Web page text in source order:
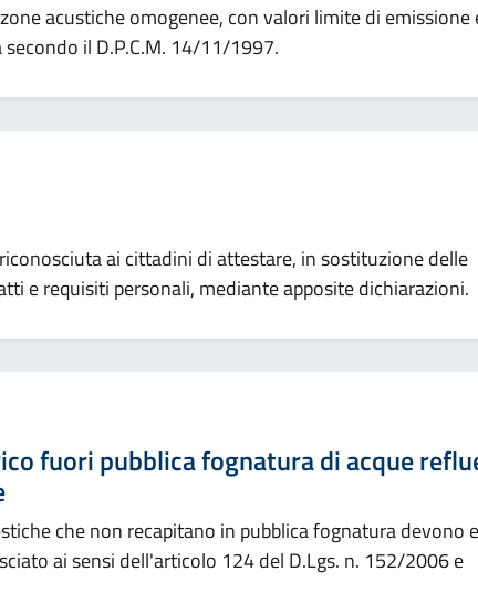
acustiche omogenee, con valori limite di emissione
il D.P.C.M. 14/11/1997.
ai cittadini di attestare, in sostituzione delle
e requisiti personali, mediante apposite dichiarazioni.
fuori pubblica fognatura di acque
che non recapitano in pubblica fognatura devono
ai sensi dell'articolo 124 del D.Lgs. n. 152/2006 e